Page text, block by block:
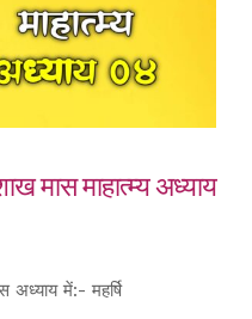
मास माहात्म्य अध्याय
अध्याय में:- महर्षि